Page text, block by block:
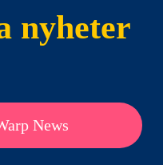
nyheter
News